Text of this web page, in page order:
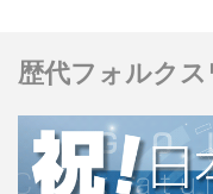
で相場
ーの価
取価格
買取が
歴代フォルク